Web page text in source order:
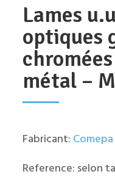
Lames
optiques
métal –
Fabricant:Comepa
Reference: selon